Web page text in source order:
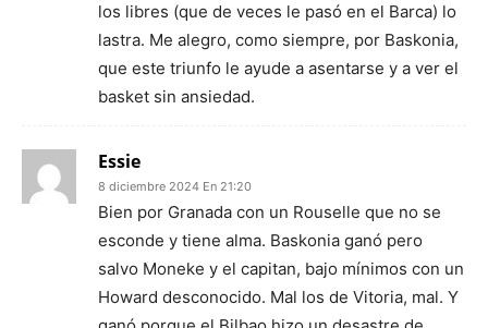
los libres (que de veces le pasó en el Barca) lo
lastra. Me alegro, como siempre, por Baskonia,
que este triunfo le ayude a asentarse y a ver el
basket sin ansiedad.
Essie
8 diciembre 2024 En 21:20
Bien por Granada con un Rouselle que no se
esconde y tiene alma. Baskonia ganó pero
salvo Moneke y el capitan, bajo mínimos con un
Howard desconocido. Mal los de Vitoria, mal. Y